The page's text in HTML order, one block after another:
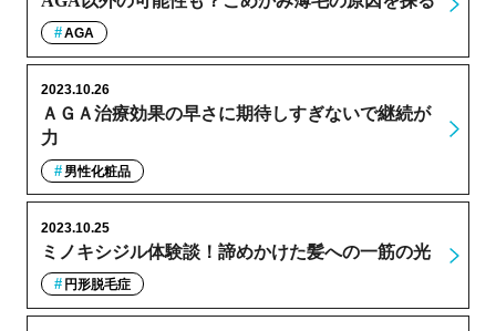
AGA
ＡＧＡ治療効果の早さに期待しすぎないで継続が
力
2023.10.26
男性化粧品
ミノキシジル体験談！諦めかけた髪への一筋の光
2023.10.25
円形脱毛症